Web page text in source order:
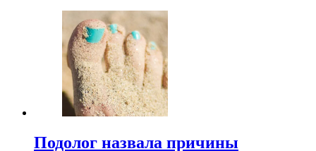
Подолог назвала причины